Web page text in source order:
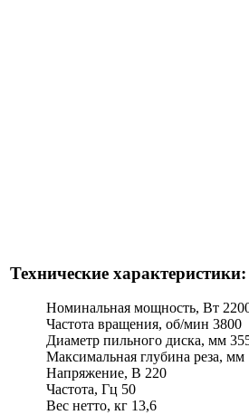
Технические характеристики:
Номинальная мощность, Вт
Частота вращения, об/мин 3800
Диаметр пильного диска, мм
Максимальная глубина реза, мм
Напряжение, В 220
Частота, Гц 50
Вес нетто, кг 13,6